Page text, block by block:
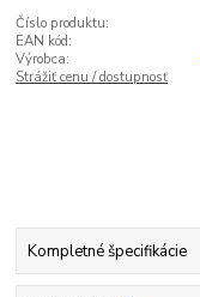
Číslo produktu:
EAN kód:
Výrobca:
Strážiť cenu / dostupnosť
Kompletné špecifikácie